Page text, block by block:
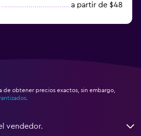
a partir de $48
de obtener precios exactos, sin embargo,
vendedor.